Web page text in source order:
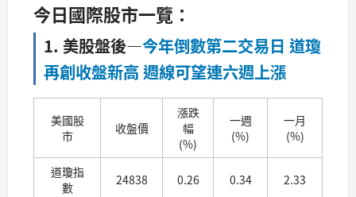
今日國際股市一覽：
1. 美股盤後—今年倒數第二交易日 道瓊
再創收盤新高 週線可望連六週上漲
美國股
市
收盤價
漲跌
幅
(%)
一週
(%)
一月
(%)
道瓊指
數
24838 0.26 0.34 2.33